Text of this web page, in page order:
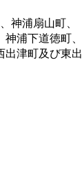
神浦扇山町、
浦下道徳町、
出津町及び東出